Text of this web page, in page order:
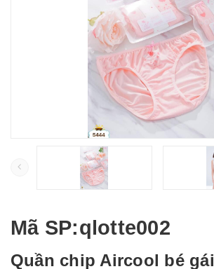
Mã SP:qlotte002
Quần chip Aircool bé gái